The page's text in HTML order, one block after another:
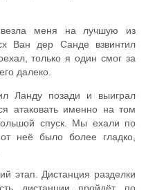
меня на лучшую из
Ван дер Санде взвинтил
только я один смог за
далеко.
Ланду позади и выиграл
атаковать именно на том
спуск. Мы ехали по
неё было более гладко,
этап. Дистанция разделки